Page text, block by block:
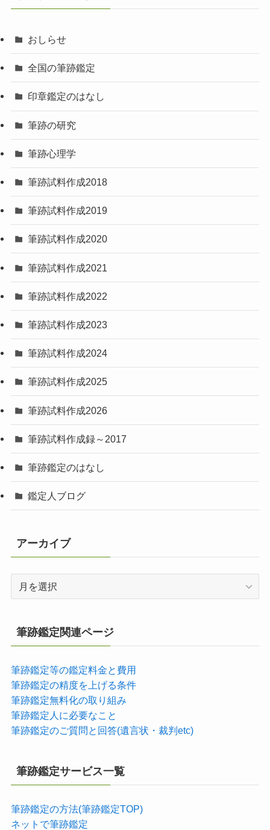
おしらせ
全国の筆跡鑑定
印章鑑定のはなし
筆跡の研究
筆跡心理学
筆跡試料作成2018
筆跡試料作成2019
筆跡試料作成2020
筆跡試料作成2021
筆跡試料作成2022
筆跡試料作成2023
筆跡試料作成2024
筆跡試料作成2025
筆跡試料作成2026
筆跡試料作成録～2017
筆跡鑑定のはなし
鑑定人ブログ
アーカイブ
イ
筆跡鑑定関連ページ
筆跡鑑定等の鑑定料金と費用
筆跡鑑定の精度を上げる条件
筆跡鑑定無料化の取り組み
筆跡鑑定人に必要なこと
筆跡鑑定のご質問と回答(遺言状・裁判etc)
筆跡鑑定サービス一覧
筆跡鑑定の方法(筆跡鑑定TOP)
ネットで筆跡鑑定